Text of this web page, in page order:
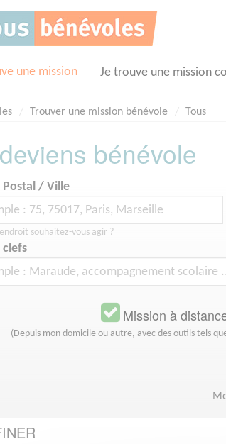
une mission Je trouve une mission
Trouver une mission bénévole Tous
bénévole
Postal / Ville
souhaitez-vous agir ?
clefs
Mission à
(Depuis mon domicile ou autre, avec des outils tels